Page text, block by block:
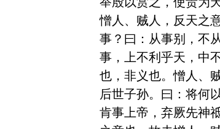
憎人、贼人，反天之
事？曰：从事别，不
事，上不利乎天，中
也，非义也。憎人、
后世子孙。曰：将何
肯事上帝，弃厥先神